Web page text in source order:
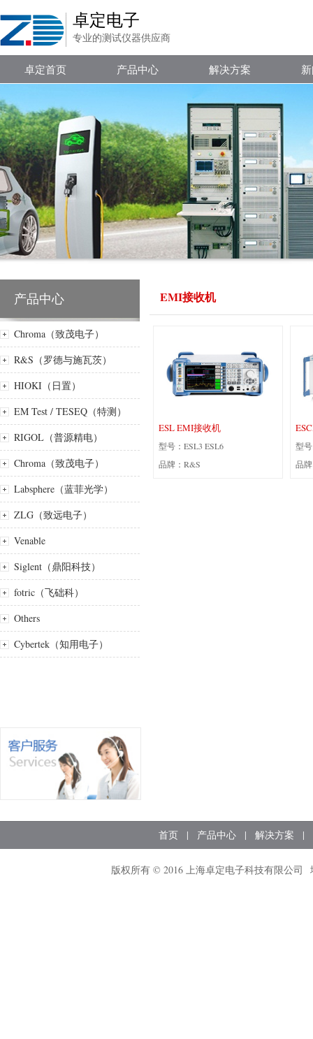
卓定电子
专业的测试仪器供应商
卓定首页 产品中心 解决方案
产品中心
Chroma（致茂电子）
R&S（罗德与施瓦茨）
HIOKI（日置）
EM Test / TESEQ（特测）
RIGOL（普源精电）
Chroma（致茂电子）
Labsphere（蓝菲光学）
ZLG（致远电子）
Venable
Siglent（鼎阳科技）
fotric（飞础科）
Others
Cybertek（知用电子）
EMI接收机
ESL EMI接收机
型号：ESL3 ESL6
品牌：R&S
型
品
首页 | 产品中心 | 解决方案 |
版权所有 © 2016 上海卓定电子科技有限公司